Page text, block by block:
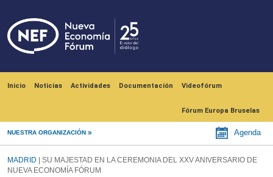
Inicio Noticias Actividades Documentación Videofórum
Fórum Europa Bruselas
NUESTRA ORGANIZACIÓN Agenda
MADRID | SU MAJESTAD EN LA CEREMONIA DEL XXV ANIVERSARIO DE
NUEVA ECONOMÍA FÓRUM